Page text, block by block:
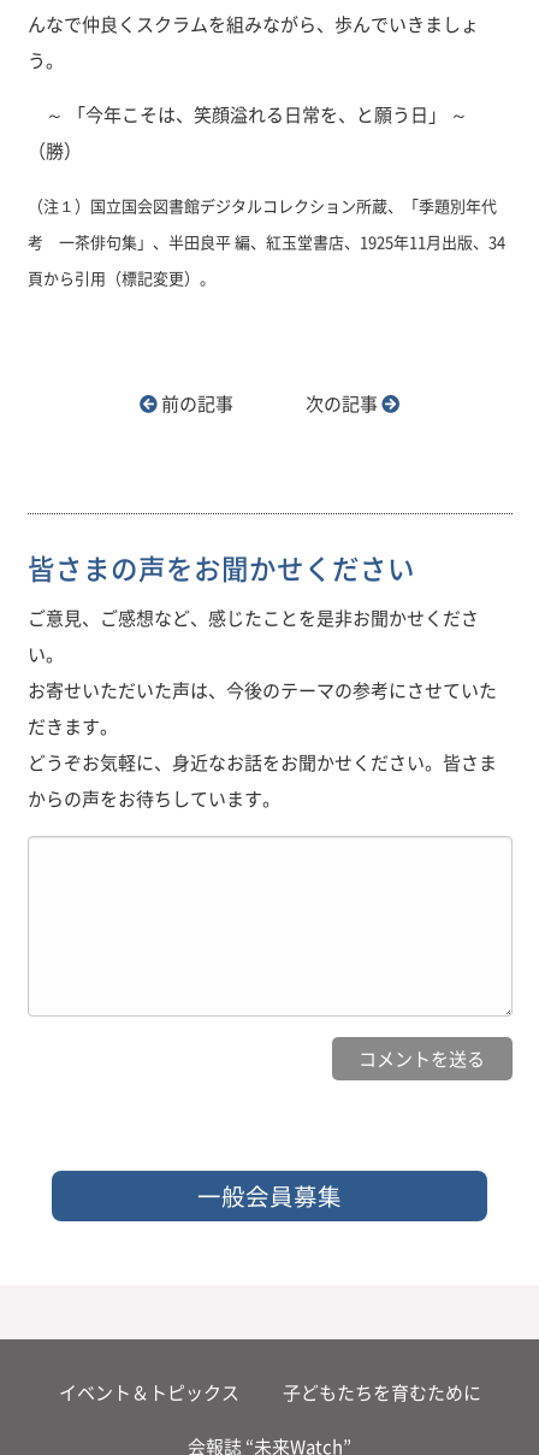
んなで仲良くスクラムを組みながら、歩んでいきましょ
う。
～ 「今年こそは、笑顔溢れる日常を、と願う日」 ～
（勝）
（注１）国立国会図書館デジタルコレクション所蔵、「季題別年代
考 一茶俳句集」、半田良平 編、紅玉堂書店、1925年11月出版、34
頁から引用（標記変更）。
前の記事 次の記事
皆さまの声をお聞かせください
ご意見、ご感想など、感じたことを是非お聞かせくださ
い。
お寄せいただいた声は、今後のテーマの参考にさせていた
だきます。
どうぞお気軽に、身近なお話をお聞かせください。皆さま
からの声をお待ちしています。
一般会員募集
イベント＆トピックス 子どもたちを育むために
会報誌 “未来Watch”